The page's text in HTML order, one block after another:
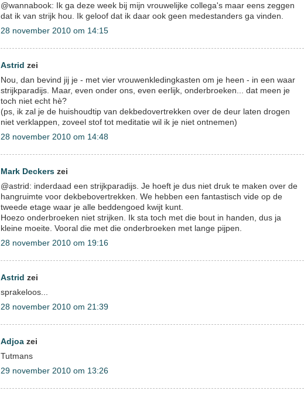
@wannabook: Ik ga deze week bij mijn vrouwelijke collega's maar eens zeggen
dat ik van strijk hou. Ik geloof dat ik daar ook geen medestanders ga vinden.
28 november 2010 om 14:15
Astrid zei
Nou, dan bevind jij je - met vier vrouwenkledingkasten om je heen - in een waar
strijkparadijs. Maar, even onder ons, even eerlijk, onderbroeken... dat meen je
toch niet echt hè?
(ps, ik zal je de huishoudtip van dekbedovertrekken over de deur laten drogen
niet verklappen, zoveel stof tot meditatie wil ik je niet ontnemen)
28 november 2010 om 14:48
Mark Deckers zei
@astrid: inderdaad een strijkparadijs. Je hoeft je dus niet druk te maken over de
hangruimte voor dekbebovertrekken. We hebben een fantastisch vide op de
tweede etage waar je alle beddengoed kwijt kunt.
Hoezo onderbroeken niet strijken. Ik sta toch met die bout in handen, dus ja
kleine moeite. Vooral die met die onderbroeken met lange pijpen.
28 november 2010 om 19:16
Astrid zei
sprakeloos...
28 november 2010 om 21:39
Adjoa zei
Tutmans
29 november 2010 om 13:26